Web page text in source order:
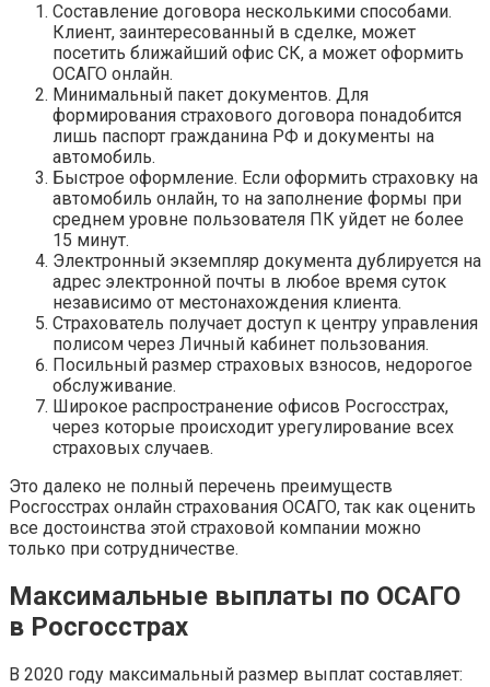
Составление договора несколькими способами.
Клиент, заинтересованный в сделке, может
посетить ближайший офис СК, а может оформить
ОСАГО онлайн.
Минимальный пакет документов. Для
формирования страхового договора понадобится
лишь паспорт гражданина РФ и документы на
автомобиль.
Быстрое оформление. Если оформить страховку на
автомобиль онлайн, то на заполнение формы при
среднем уровне пользователя ПК уйдет не более
15 минут.
Электронный экземпляр документа дублируется на
адрес электронной почты в любое время суток
независимо от местонахождения клиента.
Страхователь получает доступ к центру управления
полисом через Личный кабинет пользования.
Посильный размер страховых взносов, недорогое
обслуживание.
Широкое распространение офисов Росгосстрах,
через которые происходит урегулирование всех
страховых случаев.
Это далеко не полный перечень преимуществ
Росгосстрах онлайн страхования ОСАГО, так как оценить
все достоинства этой страховой компании можно
только при сотрудничестве.
Максимальные выплаты по ОСАГО
в Росгосстрах
В 2020 году максимальный размер выплат составляет: